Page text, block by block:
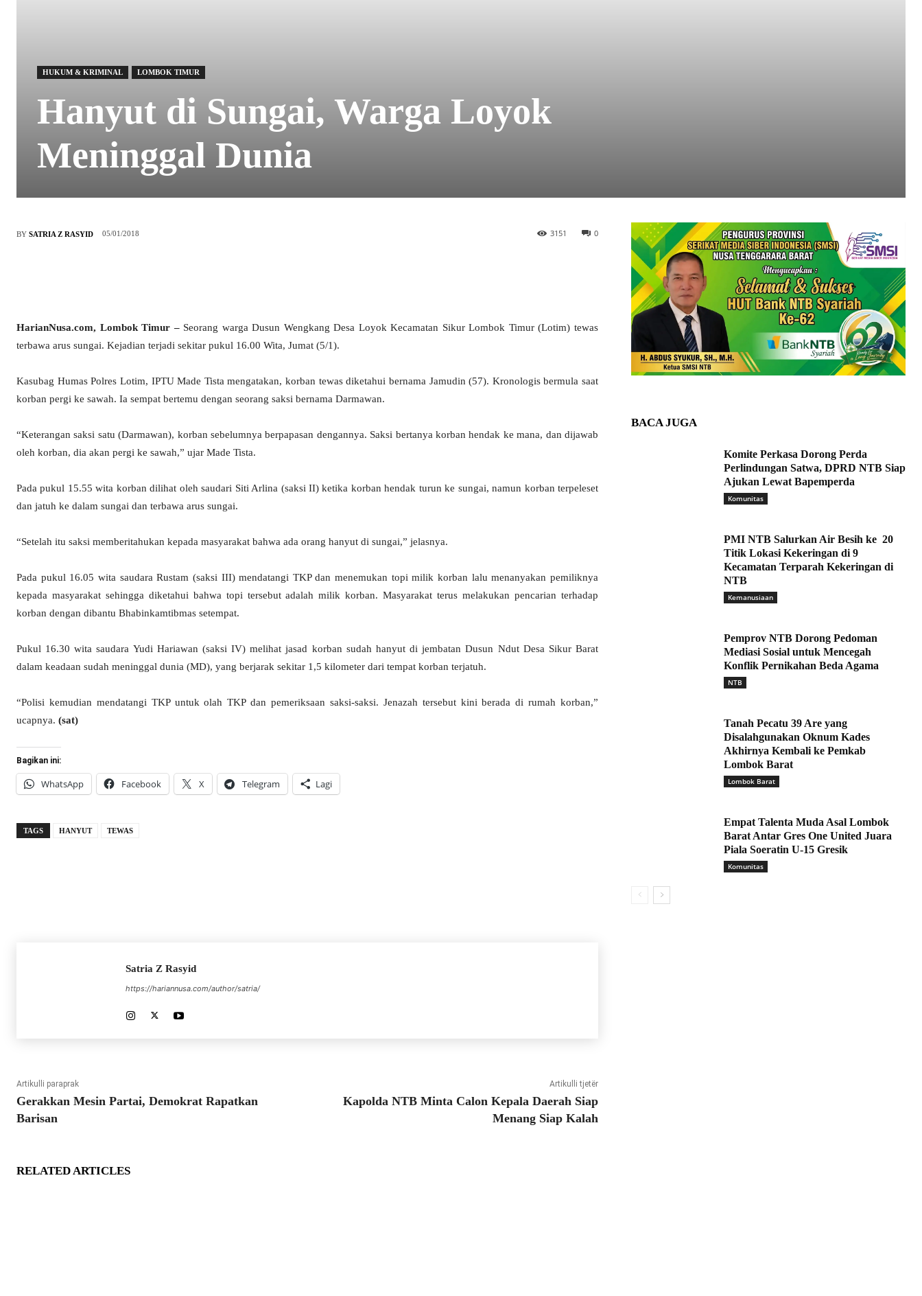
HUKUM & KRIMINAL LOMBOK TIMUR
Hanyut di Sungai, Warga Loyok
Meninggal Dunia
BY SATRIA Z RASYID 05/01/2018 0
3151
HarianNusa.com, Lombok Timur –Seorang warga Dusun Wengkang Desa Loyok Kecamatan Sikur Lombok Timur (Lotim) tewas
terbawa arus sungai. Kejadian terjadi sekitar pukul 16.00 Wita, Jumat (5/1).
Kasubag Humas Polres Lotim, IPTU Made Tista mengatakan, korban tewas diketahui bernama Jamudin (57). Kronologis bermula saat
korban pergi ke sawah. Ia sempat bertemu dengan seorang saksi bernama Darmawan.
“Keterangan saksi satu (Darmawan), korban sebelumnya berpapasan dengannya. Saksi bertanya korban hendak ke mana, dan dijawab
oleh korban, dia akan pergi ke sawah,” ujar Made Tista.
Pada pukul 15.55 wita korban dilihat oleh saudari Siti Arlina (saksi II) ketika korban hendak turun ke sungai, namun korban terpeleset
dan jatuh ke dalam sungai dan terbawa arus sungai.
“Setelah itu saksi memberitahukan kepada masyarakat bahwa ada orang hanyut di sungai,” jelasnya.
Pada pukul 16.05 wita saudara Rustam (saksi III) mendatangi TKP dan menemukan topi milik korban lalu menanyakan pemiliknya
kepada masyarakat sehingga diketahui bahwa topi tersebut adalah milik korban. Masyarakat terus melakukan pencarian terhadap
korban dengan dibantu Bhabinkamtibmas setempat.
Pukul 16.30 wita saudara Yudi Hariawan (saksi IV) melihat jasad korban sudah hanyut di jembatan Dusun Ndut Desa Sikur Barat
dalam keadaan sudah meninggal dunia (MD), yang berjarak sekitar 1,5 kilometer dari tempat korban terjatuh.
“Polisi kemudian mendatangi TKP untuk olah TKP dan pemeriksaan saksi-saksi. Jenazah tersebut kini berada di rumah korban,”
ucapnya. (sat)
Bagikan ini:
WhatsApp Facebook X Telegram Lagi
TAGS HANYUT TEWAS
Satria Z Rasyid
https://hariannusa.com/author/satria/
Artikulli paraprak
Gerakkan Mesin Partai, Demokrat Rapatkan
Barisan
Artikulli tjetër
Kapolda NTB Minta Calon Kepala Daerah Siap
Menang Siap Kalah
RELATED ARTICLES
BACA JUGA
Komite Perkasa Dorong Perda
Perlindungan Satwa, DPRD NTB Siap
Ajukan Lewat Bapemperda
Komunitas
PMI NTB Salurkan Air Besih ke 20
Titik Lokasi Kekeringan di 9
Kecamatan Terparah Kekeringan di
NTB
Kemanusiaan
Pemprov NTB Dorong Pedoman
Mediasi Sosial untuk Mencegah
Konflik Pernikahan Beda Agama
NTB
Tanah Pecatu 39 Are yang
Disalahgunakan Oknum Kades
Akhirnya Kembali ke Pemkab
Lombok Barat
Lombok Barat
Empat Talenta Muda Asal Lombok
Barat Antar Gres One United Juara
Piala Soeratin U-15 Gresik
Komunitas